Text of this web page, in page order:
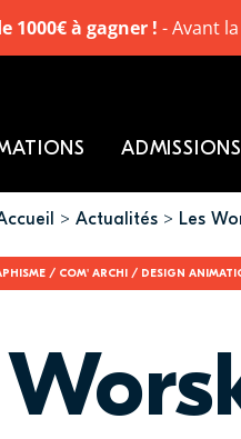
Actualités Les
/ COM' ARCHI / DESIGN
ADMISSIONS
1000€ à gagner ! - Avant